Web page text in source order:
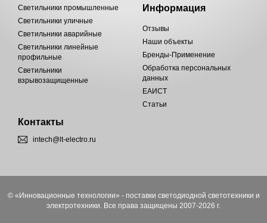
Светильники промышленные
Светильники уличные
Светильники аварийные
Светильники линейные
профильные
Светильники
взрывозащищенные
Информация
Отзывы
Наши объекты
Бренды-Применение
Обработка персональных
данных
ЕАИСТ
Статьи
Контакты
intech@lt-electro.ru
© «Инновационные технологии» - поставки светодиодной светотехники и
электротехники. Все права защищены 2007-2026 г.